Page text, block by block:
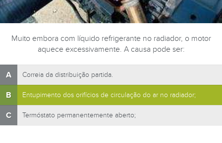
Muito embora com líquido refrigerante no radiador, o motor
aquece excessivamente. A causa pode ser:
A Correia da distribuição partida.
B Entupimento dos orifícios de circulação do ar no radiador;
C Termóstato permanentemente aberto;